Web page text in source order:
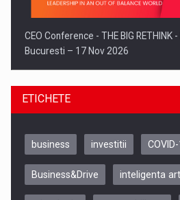
CEO Conference - THE BIG RETHINK -
Bucuresti – 17 Nov 2026
ETICHETE
business investitii
Business&Drive inteligenta